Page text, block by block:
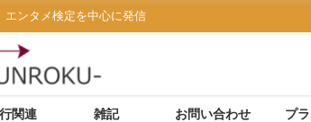
エンタメ検定を中心に発信
関連 雑記 お問い合わせ プ